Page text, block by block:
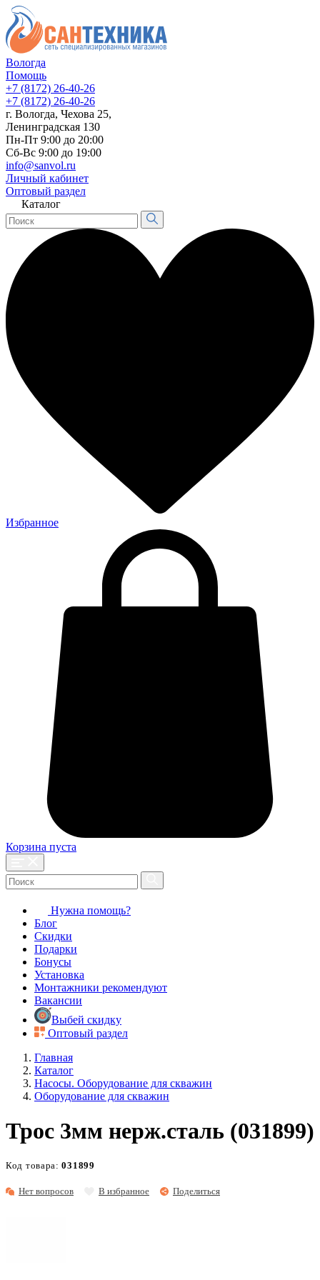
Вологда
Помощь
+7 (8172) 26-40-26
+7 (8172) 26-40-26
г. Вологда, Чехова 25,
Ленинградская 130
Пн-Пт 9:00 до 20:00
Сб-Вс 9:00 до 19:00
info@sanvol.ru
Личный кабинет
Оптовый раздел
Каталог
Избранное
Корзина пуста
Нужна помощь?
Блог
Скидки
Подарки
Бонусы
Установка
Монтажники рекомендуют
Вакансии
Выбей скидку
Оптовый раздел
Главная
Каталог
Насосы. Оборудование для скважин
Оборудование для скважин
Трос 3мм нерж.сталь (031899)
Нет вопросов В избранное Поделиться
Код товара:031899